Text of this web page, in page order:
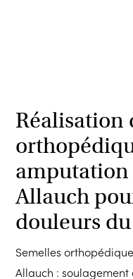
Réalisation
amputation
Allauch
douleurs
Semelles
Allauch :